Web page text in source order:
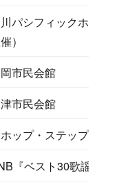
パシフィックホテルデ
）
市民会館
市民会館
ホップ・ステップ・ジャ
『ベスト30歌謡曲』